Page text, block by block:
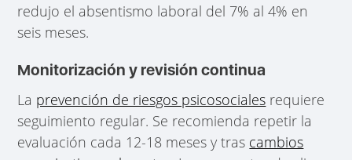
redujo el absentismo laboral del 7% al 4% en
seis meses.
Monitorización y revisión continua
La prevención de riesgos psicosociales requiere
seguimiento regular. Se recomienda repetir la
evaluación cada 12-18 meses y tras cambios